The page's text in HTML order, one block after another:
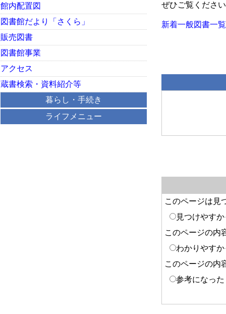
ぜひご覧くださ
新着一般図書一
このページは見
見つけやす
このページの内
わかりやす
このページの内
参考になった
館内配置図
図書館だより「さくら」
販売図書
図書館事業
アクセス
蔵書検索・資料紹介等
暮らし・手続き
ライフメニュー